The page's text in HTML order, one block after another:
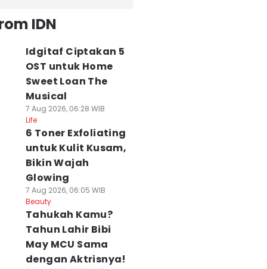
IDN
Idgitaf Ciptakan 5
OST untuk Home
Sweet Loan The
Musical
7 Aug 2026, 06:28 WIB
Life
6 Toner Exfoliating
untuk Kulit Kusam,
Bikin Wajah
Glowing
7 Aug 2026, 06:05 WIB
Beauty
Tahukah Kamu?
Tahun Lahir Bibi
May MCU Sama
dengan Aktrisnya!